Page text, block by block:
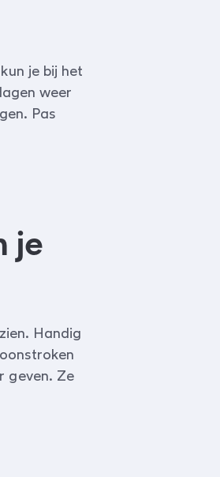
je bij het
weer
Pas
je
Handig
geven. Ze